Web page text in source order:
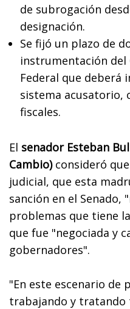
de subrogación
designación.
Se fijó un plazo de
instrumentación del
Federal que deberá
sistema acusatorio,
fiscales.
El senador Esteban
Cambio)consideró
judicial, que esta
sanción en el Senado,
problemas que tiene
que fue "negociada y
gobernadores".
"En este escenario de
trabajando y tratando